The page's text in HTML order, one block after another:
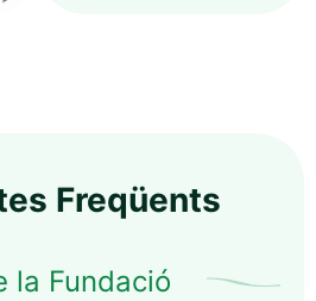
Freqüents
la Fundació